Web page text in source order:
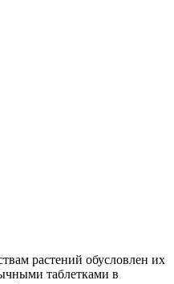
растений обусловлен их
таблетками в